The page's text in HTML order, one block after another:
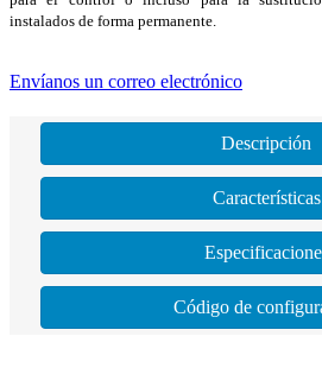
instalados de forma permanente.
Envíanos un correo electrónico
Descripción
Características
Código de